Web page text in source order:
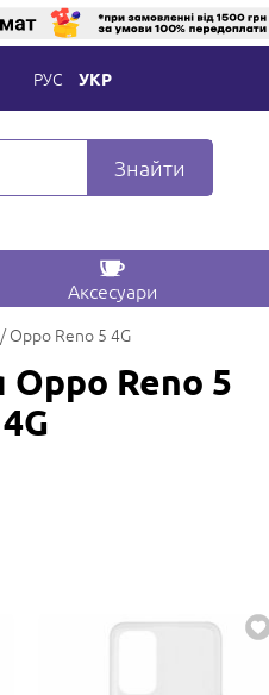
РУС УКР
Знайти
Аксесуари
Oppo Reno 5 4G
Reno 5
4G